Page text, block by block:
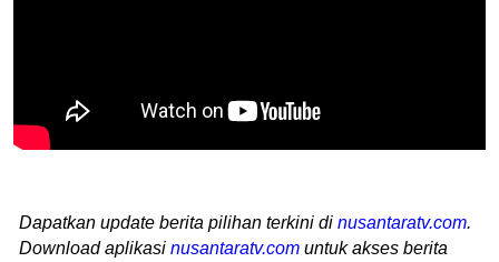
Dapatkan update berita pilihan terkini di nusantaratv.com.
Download aplikasi nusantaratv.com untuk akses berita